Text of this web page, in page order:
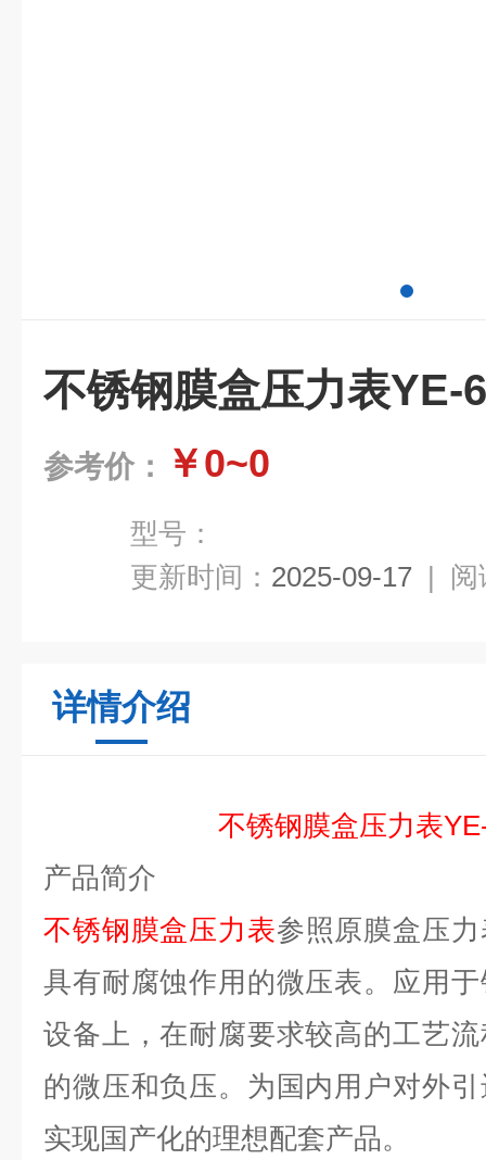
不锈钢膜盒压力表YE-
参考价： ￥0~0
型号：
更新时间： 2025-09-17 | 阅
详情介绍
不锈钢膜盒压力表
产品简介
不锈钢膜盒压力表参照原膜盒压
具有耐腐蚀作用的微压表。应用
设备上，在耐腐要求较高的工艺
的微压和负压。为国内用户对外
实现国产化的理想配套产品。